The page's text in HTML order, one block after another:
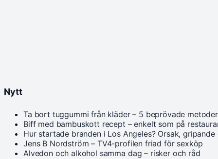
Nytt
Ta bort tuggummi från kläder – 5 beprövade metoder
Biff med bambuskott recept – enkelt som på
Hur startade branden i Los Angeles? Orsak,
Jens B Nordström – TV4-profilen friad för sexköp
Alvedon och alkohol samma dag – risker och råd